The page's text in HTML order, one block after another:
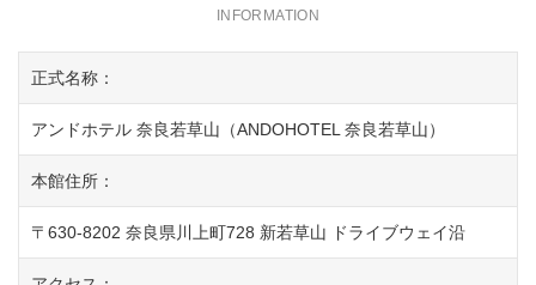
正式名称：
アンドホテル 奈良若草山（ANDOHOTEL 奈良若草山）
本館住所：
〒630-8202 奈良県川上町728 新若草山 ドライブウェイ沿